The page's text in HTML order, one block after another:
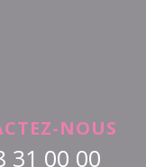
NOUS
31 00 00